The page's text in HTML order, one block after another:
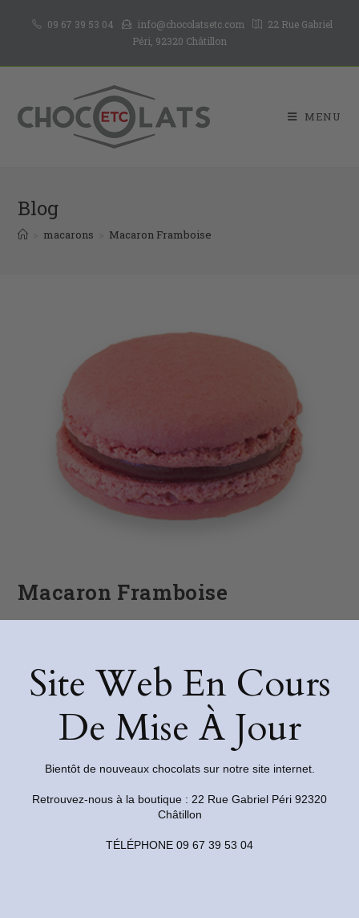
09 67 39 53 04 info@chocolatsetc.com
22 Rue Gabriel
Péri, 92320 Châtillon
MENU
Blog
macarons Macaron Framboise
Macaron Framboise
VOUS DEVRIEZ ÉGALEMENT AIMER
Site Web En Cours
De Mise À Jour
Bientôt de nouveaux chocolats sur notre site internet.
Retrouvez-nous à la boutique : 22 Rue Gabriel Péri 92320
Châtillon
TÉLÉPHONE 09 67 39 53 04